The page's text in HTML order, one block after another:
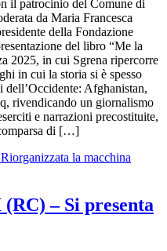
il patrocinio del Comune di
da Maria Francesca
della Fondazione
del libro “Me la
2025, in cui Sgrena ripercorre
in cui la storia si è spesso
dell’Occidente: Afghanistan,
rivendicando un giornalismo
e narrazioni precostituite,
di […]
– Si presenta